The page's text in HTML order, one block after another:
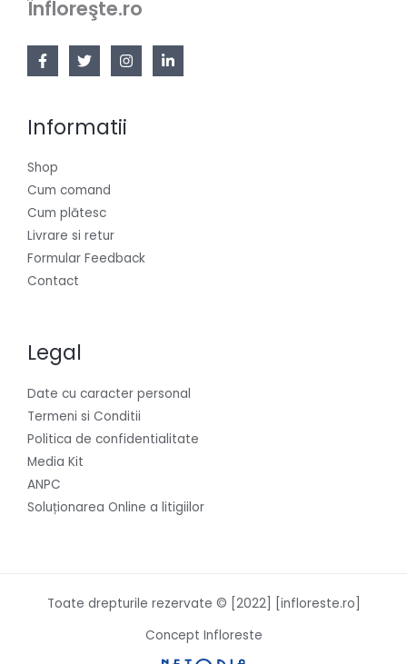
Înfloreşte.ro
Informatii
Shop
Cum comand
Cum plătesc
Livrare si retur
Formular Feedback
Contact
Legal
Date cu caracter personal
Termeni si Conditii
Politica de confidentialitate
Media Kit
ANPC
Soluționarea Online a litigiilor
Toate drepturile rezervate © [2022] [infloreste.ro]
Concept Infloreste